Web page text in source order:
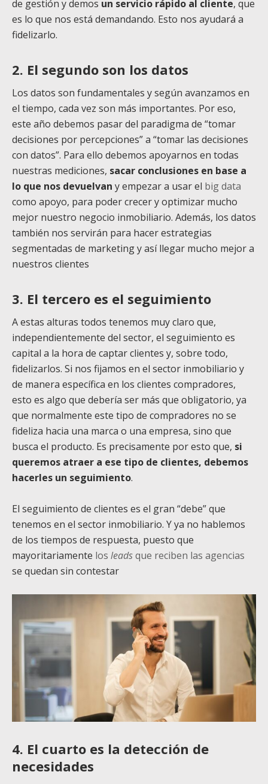
de gestión y demos un servicio rápido al cliente, que
es lo que nos está demandando. Esto nos ayudará a
fidelizarlo.
2. El segundo son los datos
Los datos son fundamentales y según avanzamos en
el tiempo, cada vez son más importantes. Por eso,
este año debemos pasar del paradigma de “tomar
decisiones por percepciones” a “tomar las decisiones
con datos”. Para ello debemos apoyarnos en todas
nuestras mediciones, sacar conclusiones en base a
lo que nos devuelvan y empezar a usar el big data
como apoyo, para poder crecer y optimizar mucho
mejor nuestro negocio inmobiliario. Además, los datos
también nos servirán para hacerestrategias
segmentadas de marketing y así llegar mucho mejor a
nuestros clientes
3. El tercero es el seguimiento
A estas alturas todos tenemos muy claro que,
independientemente del sector, el seguimiento es
capital a la hora de captar clientes y, sobre todo,
fidelizarlos. Si nos fijamos en el sector inmobiliario y
de manera específica en los clientes compradores,
esto es algo que debería ser más que obligatorio, ya
que normalmente este tipo de compradores no se
fideliza hacia una marca o una empresa, sino que
busca el producto. Es precisamente por esto que, si
queremos atraer a ese tipo de clientes, debemos
hacerles un seguimiento.
El seguimiento de clientes es el gran “debe” que
tenemos en el sector inmobiliario. Y ya no hablemos
de los tiempos de respuesta, puesto que
mayoritariamente los leadsque reciben las agencias
se quedan sin contestar
4. El cuarto es la detección de
necesidades